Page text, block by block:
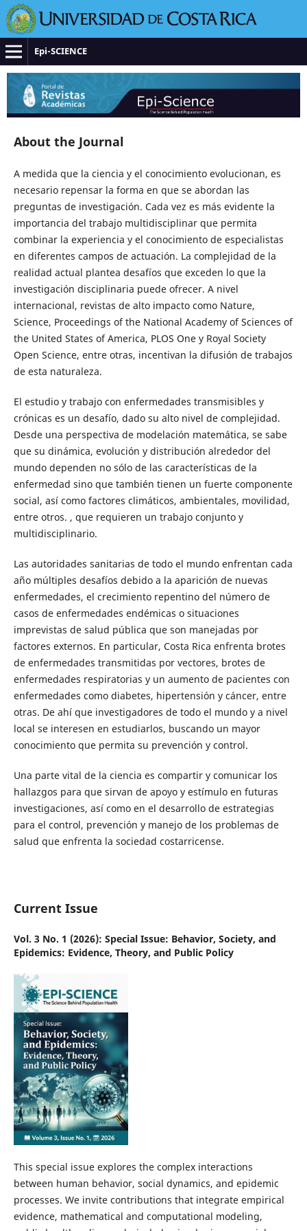
Epi-SCIENCE
About the Journal
A medida que la ciencia y el conocimiento evolucionan, es
necesario repensar la forma en que se abordan las
preguntas de investigación. Cada vez es más evidente la
importancia del trabajo multidisciplinar que permita
combinar la experiencia y el conocimiento de especialistas
en diferentes campos de actuación. La complejidad de la
realidad actual plantea desafíos que exceden lo que la
investigación disciplinaria puede ofrecer. A nivel
internacional, revistas de alto impacto como Nature,
Science, Proceedings of the National Academy of Sciences of
the United States of America, PLOS One y Royal Society
Open Science, entre otras, incentivan la difusión de trabajos
de esta naturaleza.
El estudio y trabajo con enfermedades transmisibles y
crónicas es un desafío, dado su alto nivel de complejidad.
Desde una perspectiva de modelación matemática, se sabe
que su dinámica, evolución y distribución alrededor del
mundo dependen no sólo de las características de la
enfermedad sino que también tienen un fuerte componente
social, así como factores climáticos, ambientales, movilidad,
entre otros. , que requieren un trabajo conjunto y
multidisciplinario.
Las autoridades sanitarias de todo el mundo enfrentan cada
año múltiples desafíos debido a la aparición de nuevas
enfermedades, el crecimiento repentino del número de
casos de enfermedades endémicas o situaciones
imprevistas de salud pública que son manejadas por
factores externos. En particular, Costa Rica enfrenta brotes
de enfermedades transmitidas por vectores, brotes de
enfermedades respiratorias y un aumento de pacientes con
enfermedades como diabetes, hipertensión y cáncer, entre
otras. De ahí que investigadores de todo el mundo y a nivel
local se interesen en estudiarlos, buscando un mayor
conocimiento que permita su prevención y control.
Una parte vital de la ciencia es compartir y comunicar los
hallazgos para que sirvan de apoyo y estímulo en futuras
investigaciones, así como en el desarrollo de estrategias
para el control, prevención y manejo de los problemas de
salud que enfrenta la sociedad costarricense.
Current Issue
Vol. 3 No. 1 (2026): Special Issue: Behavior, Society, and
Epidemics: Evidence, Theory, and Public Policy
This special issue explores the complex interactions
between human behavior, social dynamics, and epidemic
processes. We invite contributions that integrate empirical
evidence, mathematical and computational modeling,